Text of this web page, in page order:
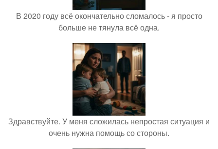
В 2020 году всё окончательно сломалось - я просто
больше не тянула всё одна.
Здравствуйте. У меня сложилась непростая ситуация и
очень нужна помощь со стороны.